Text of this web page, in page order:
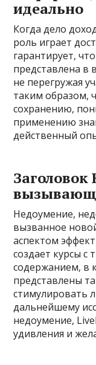
идеально
Когда дело
роль играет
гарантирует,
представлена ​​в
не перегружая
таким образом,
сохранению,
применению
действенный
Недоумение,
вызванное
аспектом
создает курсы
содержанием, в
представлены
стимулировать
дальнейшему
недоумение,
удивления и